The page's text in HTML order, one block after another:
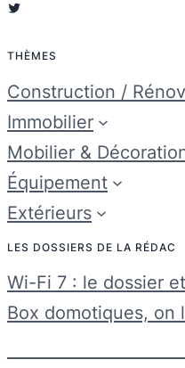
Twitter
THÈMES
Construction /
Immobilier
Mobilier &
Équipement
Extérieurs
LES DOSSIERS DE LA RÉDAC
Wi-Fi 7 : le dossier
Box domotiques, on